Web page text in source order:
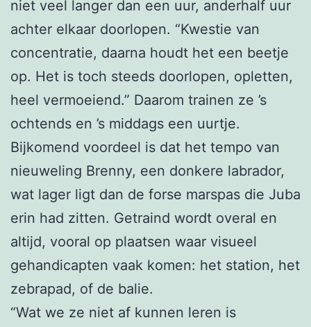
niet veel langer dan een uur, anderhalf uur
achter elkaar doorlopen. “Kwestie van
concentratie, daarna houdt het een beetje
op. Het is toch steeds doorlopen, opletten,
heel vermoeiend.” Daarom trainen ze ’s
ochtends en ’s middags een uurtje.
Bijkomend voordeel is dat het tempo van
nieuweling Brenny, een donkere labrador,
wat lager ligt dan de forse marspas die Juba
erin had zitten. Getraind wordt overal en
altijd, vooral op plaatsen waar visueel
gehandicapten vaak komen: het station, het
zebrapad, of de balie.
“Wat we ze niet af kunnen leren is